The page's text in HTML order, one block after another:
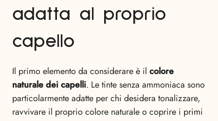
adatta al proprio
capello
Il primo elemento da considerare è il colore
naturale dei capelli. Le tinte senza ammoniaca sono
particolarmente adatte per chi desidera tonalizzare,
ravvivare il proprio colore naturale o coprire i primi